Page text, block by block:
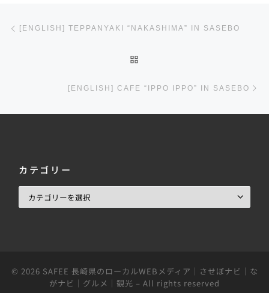
投稿ナビゲーション
[ENGLISH] TEPPANYAKI “NAKASHIMA” IN SASEBO
[ENGLISH] CAFE “IPPO IPPO” IN SASEBO
カテゴリー
© 2026 SAFEE 長崎県のローカルWEBメディア｜させぼナビ｜な
がナビ｜グルメ｜観光 – All rights reserved